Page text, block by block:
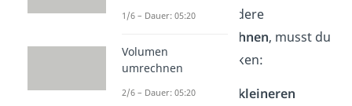
Um Flächenmaße in andere
Flächenmaße umzurechnen, musst du
dir nur zwei Dinge merken:
Wenn du von einer kleineren
1/6 – Dauer: 05:20
Volumen
umrechnen
2/6 – Dauer: 05:20